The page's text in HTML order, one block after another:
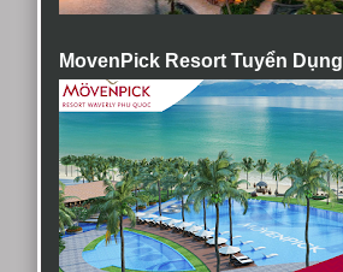
MovenPick Resort Tuyển Dụng